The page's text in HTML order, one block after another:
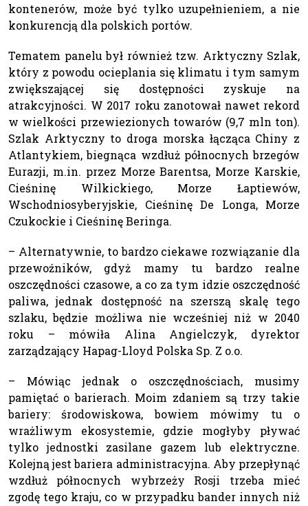
kontenerów, może być tylko uzupełnieniem, a nie
konkurencją dla polskich portów.
Tematem panelu był również tzw. Arktyczny Szlak,
który z powodu ocieplania się klimatu i tym samym
zwiększającej się dostępności zyskuje na
atrakcyjności. W 2017 roku zanotował nawet rekord
w wielkości przewiezionych towarów (9,7 mln ton).
Szlak Arktyczny to droga morska łącząca Chiny z
Atlantykiem, biegnąca wzdłuż północnych brzegów
Eurazji, m.in. przez Morze Barentsa, Morze Karskie,
Cieśninę Wilkickiego, Morze Łaptiewów,
Wschodniosyberyjskie, Cieśninę De Longa, Morze
Czukockie i Cieśninę Beringa.
– Alternatywnie, to bardzo ciekawe rozwiązanie dla
przewoźników, gdyż mamy tu bardzo realne
oszczędności czasowe, a co za tym idzie oszczędność
paliwa, jednak dostępność na szerszą skalę tego
szlaku, będzie możliwa nie wcześniej niż w 2040
roku – mówiła Alina Angielczyk, dyrektor
zarządzający Hapag-Lloyd Polska Sp. Z o.o.
– Mówiąc jednak o oszczędnościach, musimy
pamiętać o barierach. Moim zdaniem są trzy takie
bariery: środowiskowa, bowiem mówimy tu o
wrażliwym ekosystemie, gdzie mogłyby pływać
tylko jednostki zasilane gazem lub elektryczne.
Kolejną jest bariera administracyjna. Aby przepłynąć
wzdłuż północnych wybrzeży Rosji trzeba mieć
zgodę tego kraju, co w przypadku bander innych niż